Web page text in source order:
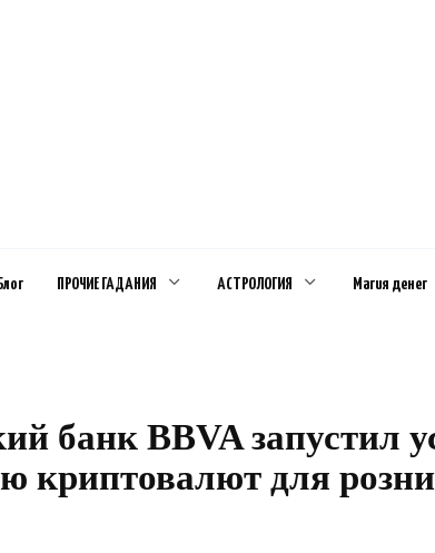
ПРОЧИЕ ГАДАНИЯ АСТРОЛОГИЯ Магия денег
банк BBVA запустил
криптовалют для